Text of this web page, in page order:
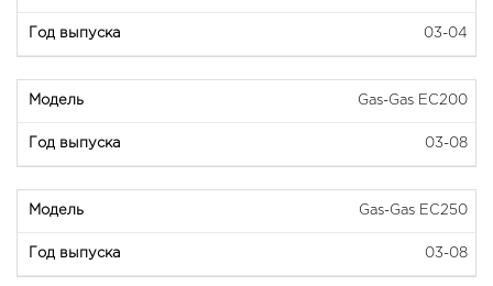
03-04
Gas-Gas EC200
03-08
Gas-Gas EC250
03-08